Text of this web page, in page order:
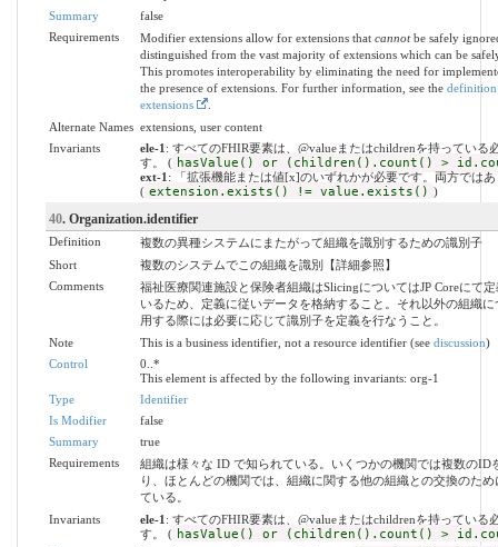
Summary
false
Requirements
Modifier extensions allow for extensions that cannotbe safely
distinguished from the vast majority of extensions which can be
This promotes interoperability by eliminating the need for
the presence of extensions. For further information, see the
extensions
.
Alternate Names extensions, user content
Invariants
ele-1 : すべてのFHIR要素は、@valueまたはchildrenを持っている
す。 ( hasValue() or (children().count() >
ext-1 : 「拡張機能または値[x]のいずれかが必要です。両方では
( extension.exists() != value.exists() )
40. Organization.identifier
Definition
複数の異種システムにまたがって組織を識別するための識別子
Short
複数のシステムでこの組織を識別【詳細参照】
Comments
福祉医療関連施設と保険者組織はSlicingについてはJP Coreにて
いるため、定義に従いデータを格納すること。それ以外の組織に
用する際には必要に応じて識別子を定義を行なうこと。
Note
This is a business identifier, not a resource identifier (see discussion)
Control
0..*
This element is affected by the following invariants: org-1
Type
Identifier
Is Modifier
false
Summary
true
Requirements
組織は様々な ID で知られている。いくつかの機関では複数のID
り、ほとんどの機関では、組織に関する他の組織との交換のた
ている。
Invariants
ele-1 : すべてのFHIR要素は、@valueまたはchildrenを持っている
す。 ( hasValue() or (children().count() >